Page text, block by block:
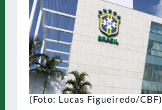
(Foto: Lucas Figueiredo/CBF)